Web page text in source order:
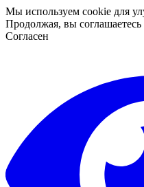
Мы используем cookie для
Продолжая, вы соглашаетесь
Согласен